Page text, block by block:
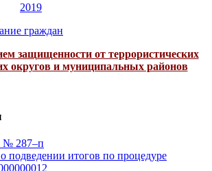
2019
граждан
защищенности от террористических
округов и муниципальных районов
№ 287–п
итогов по процедуре